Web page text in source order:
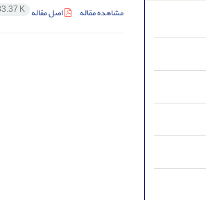
مشاهده مقاله اصل مقاله K